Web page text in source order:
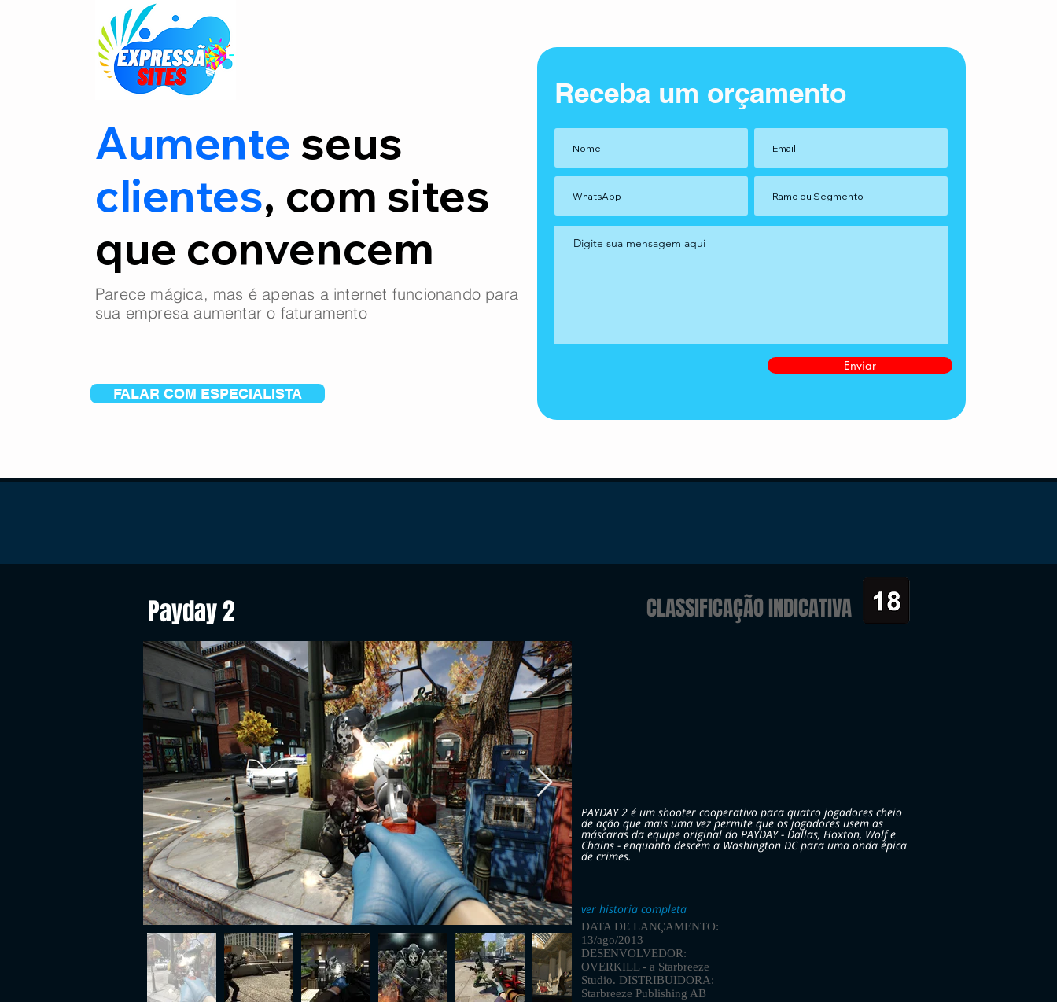
Aumente seus
clientes, com sites
que convencem
Parece mágica, mas é apenas a internet funcionando para
sua empresa aumentar o faturamento
FALAR COM ESPECIALISTA
Receba um orçamento
Enviar
Payday 2 CLASSIFICAÇÃO INDICATIVA
PAYDAY 2 é um shooter cooperativo para quatro jogadores cheio
de ação que mais uma vez permite que os jogadores usem as
máscaras da equipe original do PAYDAY - Dallas, Hoxton, Wolf e
Chains - enquanto descem a Washington DC para uma onda épica
de crimes.
ver historia completa
DATA DE LANÇAMENTO:
13/ago/2013
DESENVOLVEDOR:
OVERKILL - a Starbreeze
Studio. DISTRIBUIDORA:
Starbreeze Publishing AB